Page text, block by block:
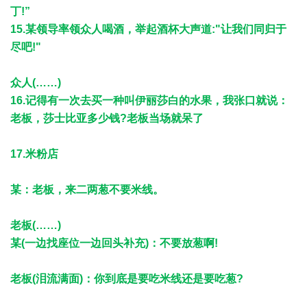
丁!”
15.某领导率领众人喝酒，举起酒杯大声道:"让我们同归于
尽吧!"
众人(……)
16.记得有一次去买一种叫伊丽莎白的水果，我张口就说：
老板，莎士比亚多少钱?老板当场就呆了
17.米粉店
某：老板，来二两葱不要米线。
老板(……)
某(一边找座位一边回头补充)：不要放葱啊!
老板(泪流满面)：你到底是要吃米线还是要吃葱?